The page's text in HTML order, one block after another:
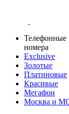
Телефонные
номера
Exclusive
Золотые
Платиновые
Красивые
Мегафон
Москва и